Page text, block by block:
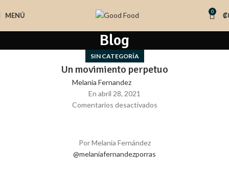
MENÚ 0 ₡
Blog
SIN CATEGORÍA
Un movimiento perpetuo
Melania Fernandez
En abril 28, 2021
Comentarios desactivados
Por Melania Fernández
@melaniafernandezporras